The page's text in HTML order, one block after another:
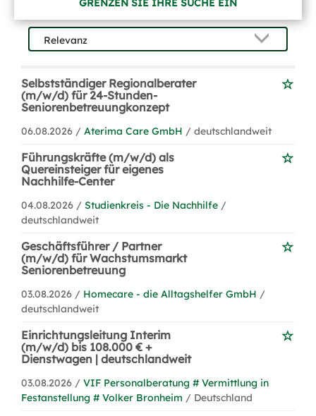
Selbstständiger Regionalberater
(m/w/d) für 24-Stunden-
Seniorenbetreuungkonzept
06.08.2026 / Aterima Care GmbH / deutschlandweit
Führungskräfte (m/w/d) als
Quereinsteiger für eigenes
Nachhilfe-Center
04.08.2026 / Studienkreis - Die Nachhilfe /
deutschlandweit
Geschäftsführer / Partner
(m/w/d) für Wachstumsmarkt
Seniorenbetreuung
03.08.2026 / Homecare - die Alltagshelfer GmbH /
deutschlandweit
Einrichtungsleitung Interim
(m/w/d) bis 108.000 € +
Dienstwagen | deutschlandweit
03.08.2026 / VIF Personalberatung # Vermittlung in
Festanstellung # Volker Bronheim / Deutschland